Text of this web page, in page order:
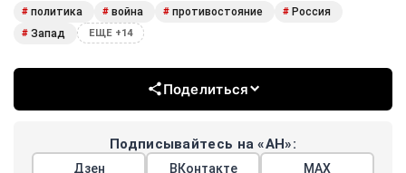
# политика # война # противостояние # Россия
# Запад ЕЩЕ +14
Поделиться
Подписывайтесь на «АН»:
Дзен ВКонтакте МАХ